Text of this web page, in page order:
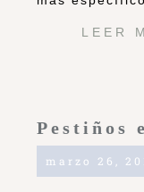
LEER
Pestiños
marzo 26,